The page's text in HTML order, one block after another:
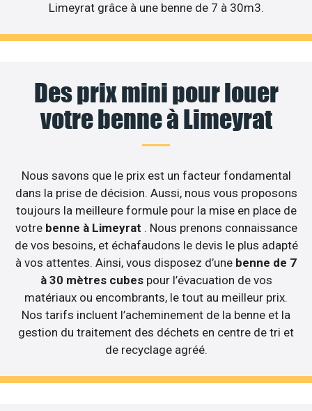
Limeyrat grâce à une benne de 7 à 30m3.
Des prix mini pour louer
votre benne à Limeyrat
Nous savons que le prix est un facteur fondamental
dans la prise de décision. Aussi, nous vous proposons
toujours la meilleure formule pour la mise en place de
votre benne à Limeyrat . Nous prenons connaissance
de vos besoins, et échafaudons le devis le plus adapté
à vos attentes. Ainsi, vous disposez d’une benne de 7
à 30 mètres cubespour l’évacuation de vos
matériaux ou encombrants, le tout au meilleur prix.
Nos tarifs incluent l’acheminement de la benne et la
gestion du traitement des déchets en centre de tri et
de recyclage agréé.